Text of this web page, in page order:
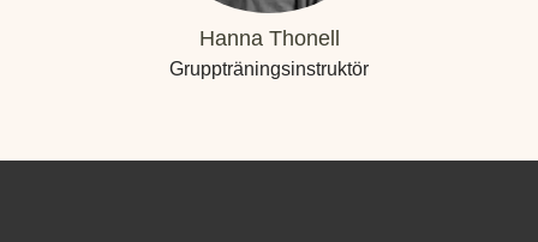
Hanna Thonell
Gruppträningsinstruktör